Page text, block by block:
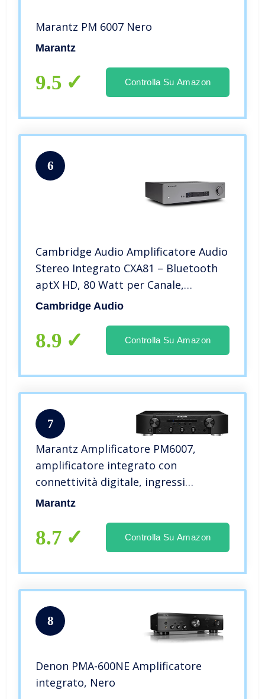
Marantz PM 6007 Nero
Marantz
9.5 Controlla Su Amazon
6
Cambridge Audio Amplificatore Audio
Stereo Integrato CXA81 – Bluetooth
aptX HD, 80 Watt per Canale,
Ingresso Digitale e Analogico, USB
Cambridge Audio
8.9 Controlla Su Amazon
7
Marantz Amplificatore PM6007,
amplificatore integrato con
connettività digitale, ingressi
analogici coassiali e ottici, 2x 45
ingresso digitale – nero
Marantz
8.7 Controlla Su Amazon
8
Denon PMA-600NE Amplificatore
integrato, Nero